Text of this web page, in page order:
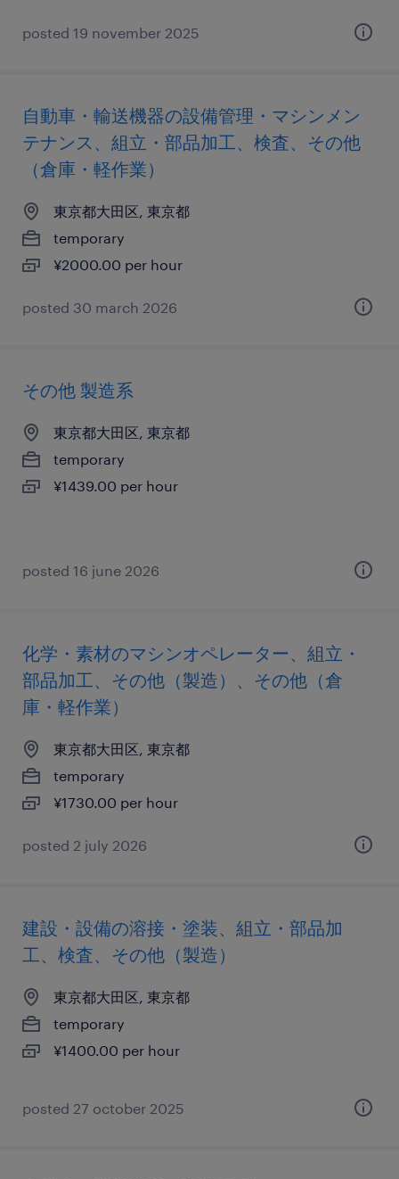
posted 19 november 2025
自動車・輸送機器の設備管理・マシンメン
テナンス、組立・部品加工、検査、その他
（倉庫・軽作業）
東京都大田区, 東京都
temporary
¥2000.00 per hour
posted 30 march 2026
その他 製造系
東京都大田区, 東京都
temporary
¥1439.00 per hour
posted 16 june 2026
化学・素材のマシンオペレーター、組立・
部品加工、その他（製造）、その他（倉
庫・軽作業）
東京都大田区, 東京都
temporary
¥1730.00 per hour
posted 2 july 2026
建設・設備の溶接・塗装、組立・部品加
工、検査、その他（製造）
東京都大田区, 東京都
temporary
¥1400.00 per hour
posted 27 october 2025